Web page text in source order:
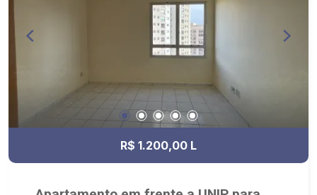
R$ 1.200,00 L